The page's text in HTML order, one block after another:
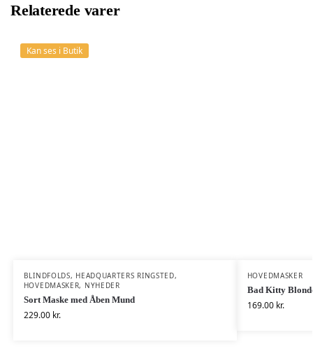
Relaterede varer
Kan ses i Butik
BLINDFOLDS, HEADQUARTERS RINGSTED,
HOVEDMASKER, NYHEDER
Sort Maske med Åben Mund
229.00 kr.
HOVEDMASKER
Bad Kitty
169.00 kr.